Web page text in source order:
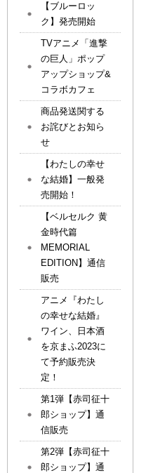
【ブルーロッ
ク】発売開始
TVアニメ「進撃
の巨人」ポップ
アップショップ&
コラボカフェ
商品発送関する
お詫びとお知ら
せ
【わたしの幸せ
な結婚】一般発
売開始！
【ベルセルク 黄
金時代篇
MEMORIAL
EDITION】通信
販売
アニメ『わたし
の幸せな結婚』
ワイン、日本酒
を京まふ2023に
て予約販売決
定！
第1弾【赤司征十
郎ショップ】通
信販売
第2弾【赤司征十
郎ショップ】通